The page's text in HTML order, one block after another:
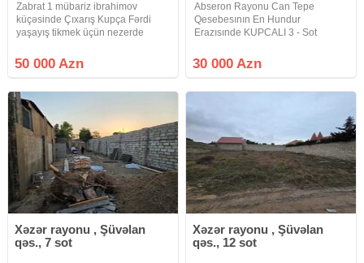
Zabrat 1 mübariz ibrahimov
küçəsinde Çıxarış Kupça Fərdi
yaşayış tikmek üçün nezerde
qaz işıq su real Alıcılar əlaqə
saxlasın
50 000 Azn
Abseron Rayonu Can Tepe
Qesebesının En Hundur
Erazısınde KUPCALI 3 - Sot
Teyınatı Kend Teserufatıdır.Etrafı
Tam Yasayısdır .Marsurut 142
30 000 Azn
Xəzər rayonu , Şüvəlan
qəs., 7 sot
Xəzər rayonu , Şüvəlan
qəs., 12 sot